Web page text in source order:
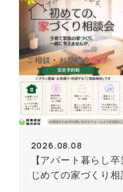
2026.08.08
【アパート暮らし
じめての家づくり